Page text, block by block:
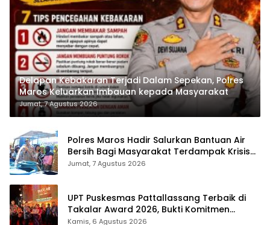
Delapan Kebakaran Terjadi Dalam Sepekan, Polres
Maros Keluarkan Imbauan kepada Masyarakat
Jumat, 7 Agustus 2026
Polres Maros Hadir Salurkan Bantuan Air
Bersih Bagi Masyarakat Terdampak Krisis
Air Bersih Di Maros
Jumat, 7 Agustus 2026
UPT Puskesmas Pattallassang Terbaik di
Takalar Award 2026, Bukti Komitmen
Hadirkan Pelayanan Kesehatan Berkualitas
Kamis, 6 Agustus 2026